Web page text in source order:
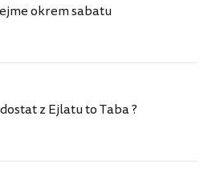
okrem sabatu
z Ejlatu to Taba ?